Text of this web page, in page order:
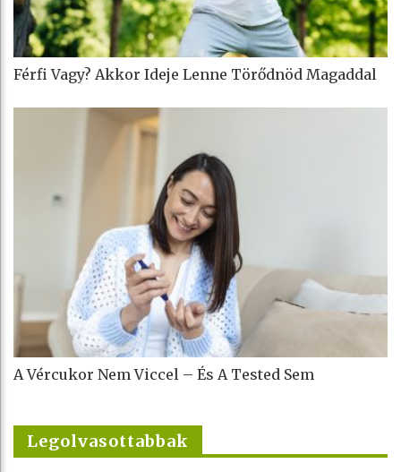
Férfi Vagy? Akkor Ideje Lenne Törődnöd Magaddal
A Vércukor Nem Viccel – És A Tested Sem
Legolvasottabbak